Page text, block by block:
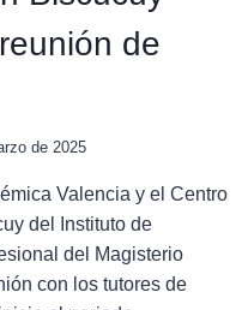
de
de 2025
Valencia y el Centro
del Instituto de
del Magisterio
con los tutores de